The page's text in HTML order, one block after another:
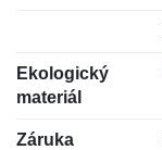
Ekologický
materiál
Záruka